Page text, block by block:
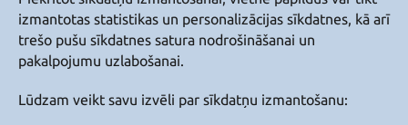
izmantotas statistikas un personalizācijas sīkdatnes, kā arī
trešo pušu sīkdatnes satura nodrošināšanai un
pakalpojumu uzlabošanai.
Lūdzam veikt savu izvēli par sīkdatņu izmantošanu: